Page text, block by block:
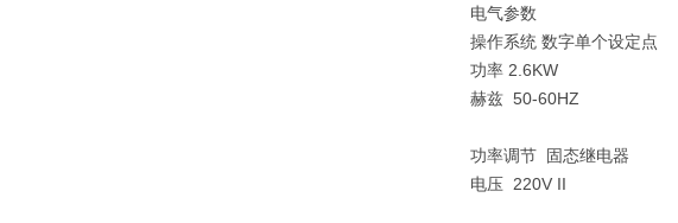
电气参数
操作系统 数字单个设定点
功率 2.6KW
赫兹 50-60HZ
功率调节 固态继电器
电压 220V II